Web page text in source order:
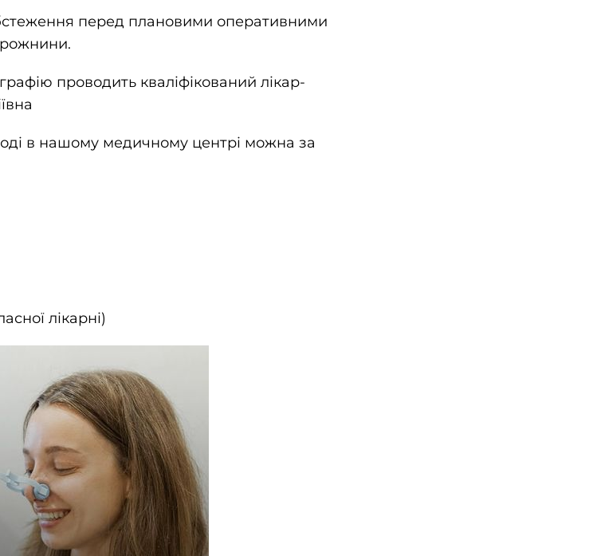
перед плановими оперативними
проводить кваліфікований лікар-
в нашому медичному центрі можна за
лікарні)